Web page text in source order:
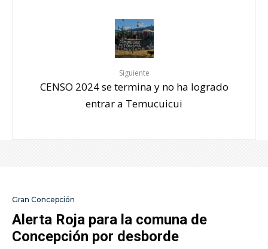
Siguiente
CENSO 2024 se termina y no ha logrado
entrar a Temucuicui
Gran Concepción
Alerta Roja para la comuna de
Concepción por desborde